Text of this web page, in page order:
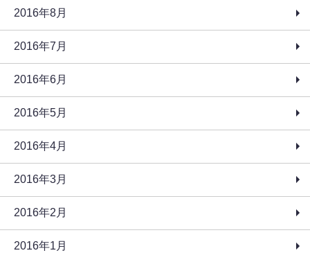
2016年8月
2016年7月
2016年6月
2016年5月
2016年4月
2016年3月
2016年2月
2016年1月